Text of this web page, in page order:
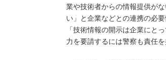
業や技術者からの情報提供が
い」と企業などとの連携の必
「技術情報の開示は企業にと
力を要請するには警察も責任